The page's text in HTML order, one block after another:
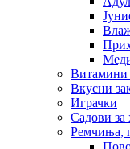
Витамини
Вкусни
Играчки
Садови за
Ремчиња,